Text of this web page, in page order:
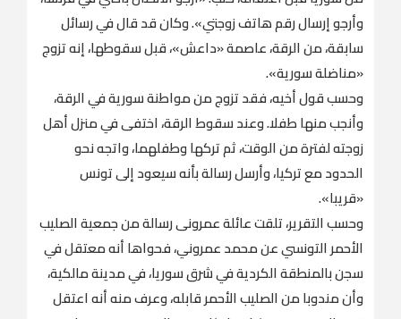
وأرجو إرسال رقم هاتف زوجتي». وكان قد قال في رسائل
سابقة، من الرقة، عاصمة «داعش»، قبل سقوطها، إنه تزوج
«مناضلة سورية».
وحسب قول أخيه، فقد تزوج من مواطنة سورية في الرقة،
وأنجب منها طفلا. وعند سقوط الرقة، اختفى في منزل أهل
زوجته لفترة من الوقت، ثم تركها وطفلهما، واتجه نحو
الحدود مع تركيا، وأرسل رسالة بأنه سيعود إلى تونس
«قريبا».
وحسب التقرير، تلقت عائلة عمرونى رسالة من جمعية الصليب
الأحمر التونسي عن محمد عمروني، فحواها أنه معتقل في
سجن بالمنطقة الكردية في شرق سوريا، في مدينة مالكية،
وأن مندوبا من الصليب الأحمر قابله، وعرف منه أنه اعتقل